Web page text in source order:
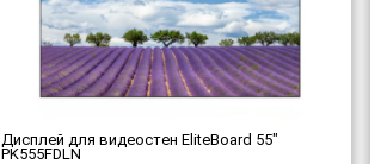
Дисплей для видеостен EliteBoard 55"
PK555FDLN